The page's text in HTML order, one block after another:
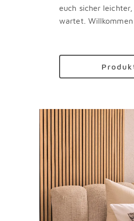
euch sicher
wartet.